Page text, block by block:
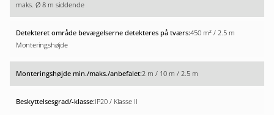
maks. Ø 8 m siddende
450 m² / 2.5 m
Monteringshøjde
2 m / 10 m / 2.5 m
IP20 / Klasse II